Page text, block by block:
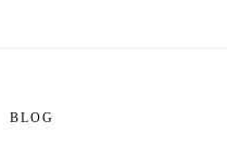
BLOG